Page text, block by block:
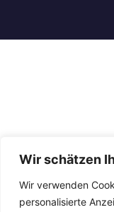
Wir schätzen
Wir verwenden
personalisierte